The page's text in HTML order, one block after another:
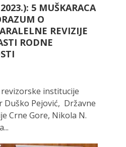
5 MUŠKARACA
O
REVIZIJE
RODNE
institucije
Duško Pejović, Državne
Crne Gore, Nikola N.